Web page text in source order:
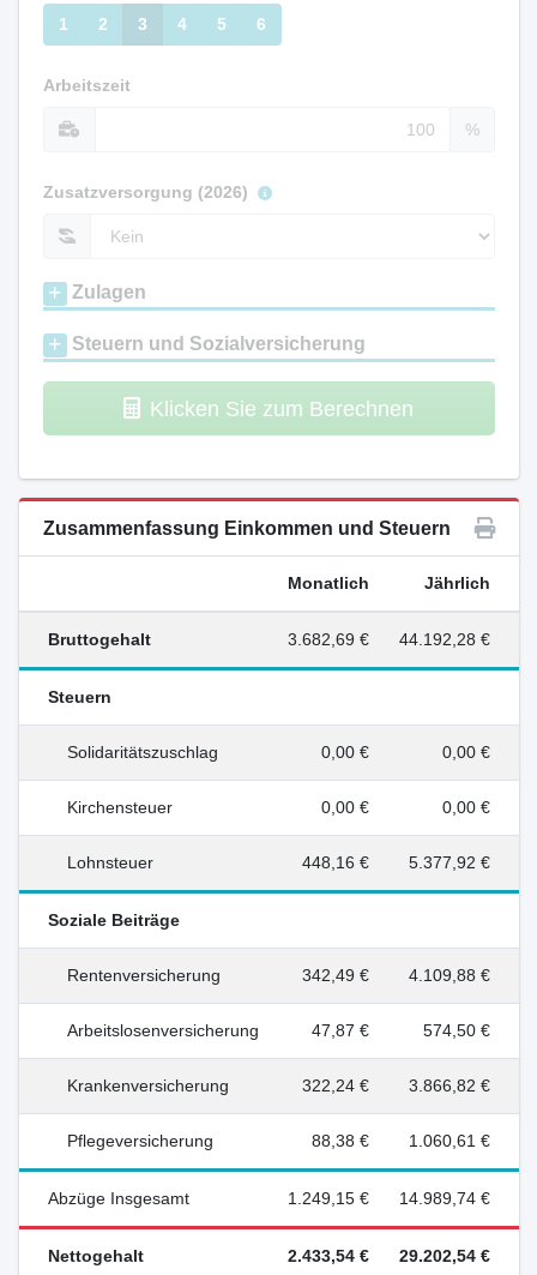
1 2 3 4 5 6
Arbeitszeit
%
Zusatzversorgung (2026)
Zulagen
Steuern und Sozialversicherung
Klicken Sie zum Berechnen
Zusammenfassung Einkommen und Steuern
Monatlich Jährlich
Bruttogehalt 3.682,69 € 44.192,28 €
Steuern
Solidaritätszuschlag 0,00 € 0,00 €
Kirchensteuer 0,00 € 0,00 €
Lohnsteuer 448,16 € 5.377,92 €
Soziale Beiträge
Rentenversicherung 342,49 € 4.109,88 €
Arbeitslosenversicherung 47,87 € 574,50 €
Krankenversicherung 322,24 € 3.866,82 €
Pflegeversicherung 88,38 € 1.060,61 €
Abzüge Insgesamt 1.249,15 € 14.989,74 €
Nettogehalt 2.433,54 € 29.202,54 €